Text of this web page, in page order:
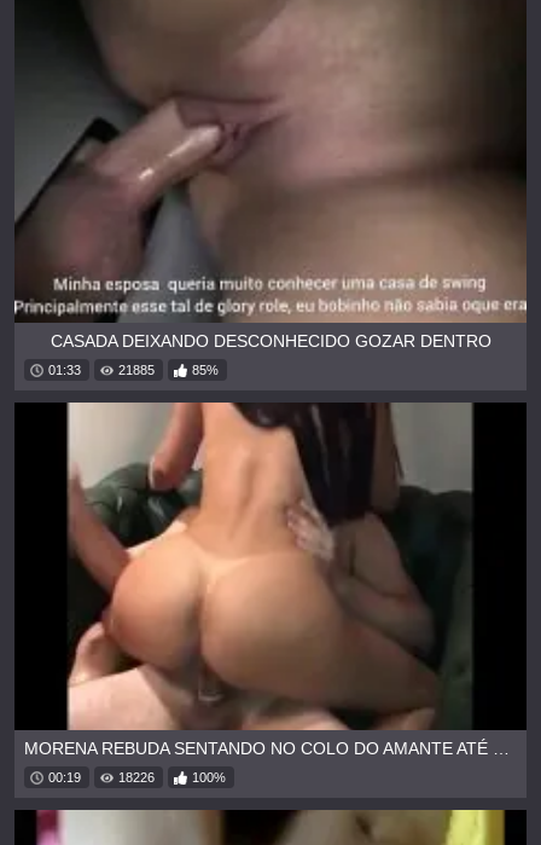
CASADA DEIXANDO DESCONHECIDO GOZAR DENTRO
01:33 21885 85%
MORENA REBUDA SENTANDO NO COLO DO AMANTE ATÉ GOZAR
00:19 18226 100%